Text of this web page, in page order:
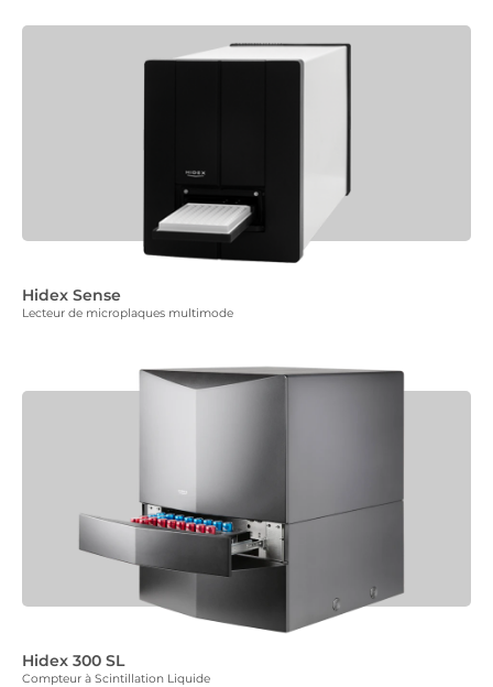
Hidex Sense
Lecteur de microplaques multimode
Hidex 300 SL
Compteur à Scintillation Liquide